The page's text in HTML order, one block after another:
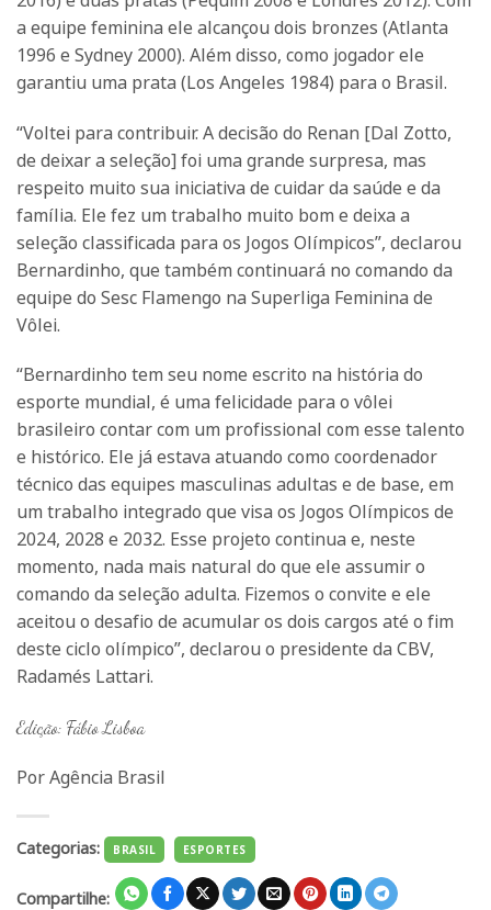
a equipe feminina ele alcançou dois bronzes (Atlanta
1996 e Sydney 2000). Além disso, como jogador ele
garantiu uma prata (Los Angeles 1984) para o Brasil.
“Voltei para contribuir. A decisão do Renan [Dal Zotto,
de deixar a seleção] foi uma grande surpresa, mas
respeito muito sua iniciativa de cuidar da saúde e da
família. Ele fez um trabalho muito bom e deixa a
seleção classificada para os Jogos Olímpicos”, declarou
Bernardinho, que também continuará no comando da
equipe do Sesc Flamengo na Superliga Feminina de
Vôlei.
“Bernardinho tem seu nome escrito na história do
esporte mundial, é uma felicidade para o vôlei
brasileiro contar com um profissional com esse talento
e histórico. Ele já estava atuando como coordenador
técnico das equipes masculinas adultas e de base, em
um trabalho integrado que visa os Jogos Olímpicos de
2024, 2028 e 2032. Esse projeto continua e, neste
momento, nada mais natural do que ele assumir o
comando da seleção adulta. Fizemos o convite e ele
aceitou o desafio de acumular os dois cargos até o fim
deste ciclo olímpico”, declarou o presidente da CBV,
Radamés Lattari.
Edição: Fábio Lisboa
Por Agência Brasil
Categorias: BRASIL ESPORTES
Compartilhe: